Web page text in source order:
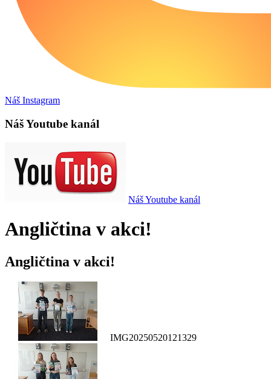
Náš Instagram
Náš Youtube kanál
Náš Youtube kanál
Angličtina v akci!
Angličtina v akci!
IMG20250520121329